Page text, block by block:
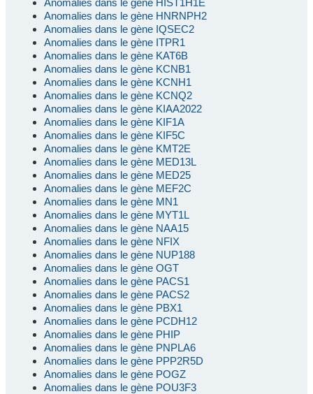
Anomalies dans le gène HIST1H1E
Anomalies dans le gène HNRNPH2
Anomalies dans le gène IQSEC2
Anomalies dans le gène ITPR1
Anomalies dans le gène KAT6B
Anomalies dans le gène KCNB1
Anomalies dans le gène KCNH1
Anomalies dans le gène KCNQ2
Anomalies dans le gène KIAA2022
Anomalies dans le gène KIF1A
Anomalies dans le gène KIF5C
Anomalies dans le gène KMT2E
Anomalies dans le gène MED13L
Anomalies dans le gène MED25
Anomalies dans le gène MEF2C
Anomalies dans le gène MN1
Anomalies dans le gène MYT1L
Anomalies dans le gène NAA15
Anomalies dans le gène NFIX
Anomalies dans le gène NUP188
Anomalies dans le gène OGT
Anomalies dans le gène PACS1
Anomalies dans le gène PACS2
Anomalies dans le gène PBX1
Anomalies dans le gène PCDH12
Anomalies dans le gène PHIP
Anomalies dans le gène PNPLA6
Anomalies dans le gène PPP2R5D
Anomalies dans le gène POGZ
Anomalies dans le gène POU3F3